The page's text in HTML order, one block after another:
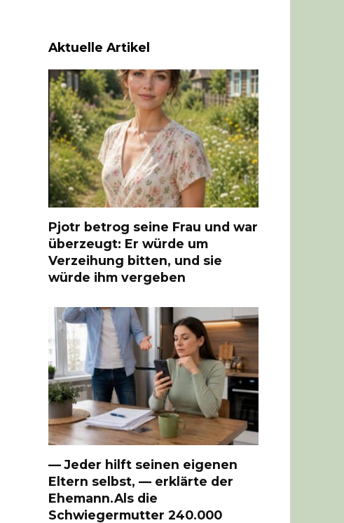
Aktuelle Artikel
Pjotr betrog seine Frau und war
überzeugt: Er würde um
Verzeihung bitten, und sie
würde ihm vergeben
— Jeder hilft seinen eigenen
Eltern selbst, — erklärte der
Ehemann.Als die
Schwiegermutter 240.000